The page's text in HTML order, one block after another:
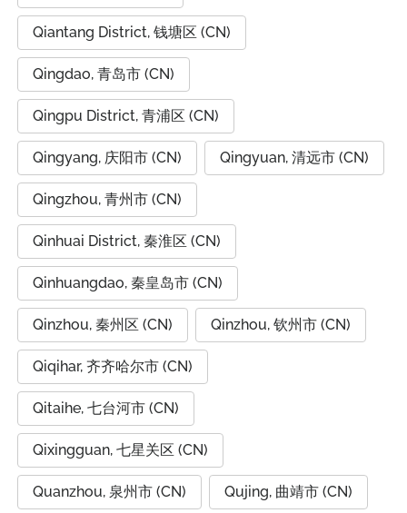
Qiantang District, 钱塘区 (CN)
Qingdao, 青岛市 (CN)
Qingpu District, 青浦区 (CN)
Qingyang, 庆阳市 (CN) Qingyuan, 清远市 (CN)
Qingzhou, 青州市 (CN)
Qinhuai District, 秦淮区 (CN)
Qinhuangdao, 秦皇岛市 (CN)
Qinzhou, 秦州区 (CN) Qinzhou, 钦州市 (CN)
Qiqihar, 齐齐哈尔市 (CN)
Qitaihe, 七台河市 (CN)
Qixingguan, 七星关区 (CN)
Quanzhou, 泉州市 (CN) Qujing, 曲靖市 (CN)